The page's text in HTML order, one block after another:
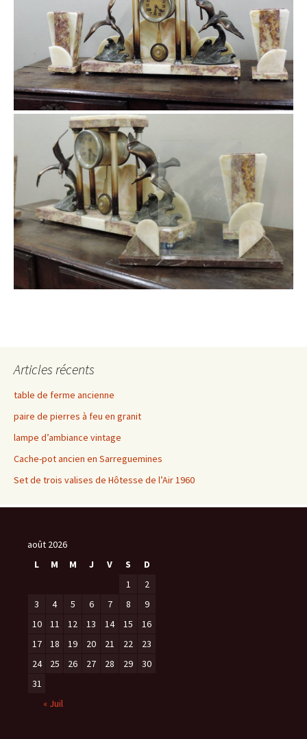
Articles récents
table de ferme ancienne
paire de pierres à feu en granit
lampe d’ambiance vintage
Cache-pot ancien en Sarreguemines
Set de trois valises de Hôtesse de l’Air 1960
août 2026
L
M M J V S
D
1
2
3
4 5 6 7 8
9
10
11 12 13 14 15
16
17
18 19 20 21 22
23
24
25 26 27 28 29
30
31
« Juil